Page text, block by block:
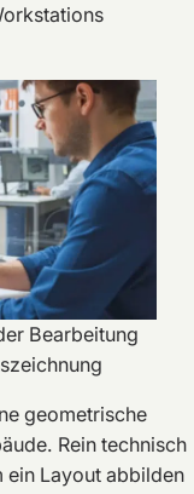
Bearbeitung
geometrische
Rein technisch
ein Layout abbilden